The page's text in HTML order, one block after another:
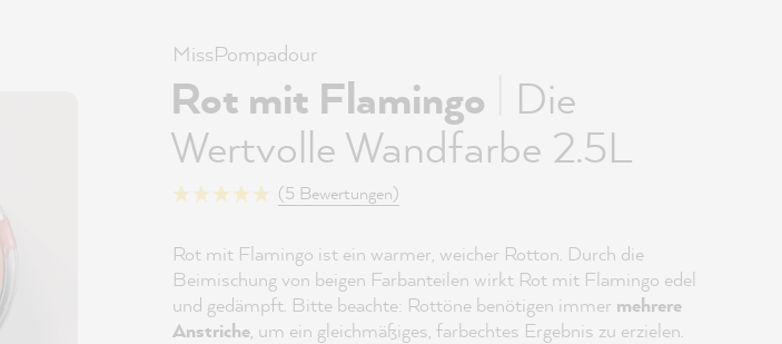
MissPompadour
Rot mit Flamingo
Die
Wertvolle Wandfarbe 2.5L
(5 Bewertungen)
Rot mit Flamingo ist ein warmer, weicher Rotton. Durch die
Beimischung von beigen Farbanteilen wirkt Rot mit Flamingo edel
und gedämpft. Bitte beachte: Rottöne benötigen immer mehrere
Anstriche, um ein gleichmäßiges, farbechtes Ergebnis zu erzielen.